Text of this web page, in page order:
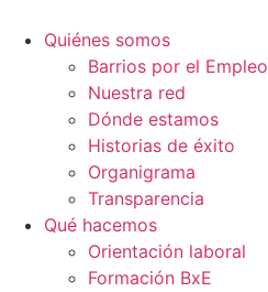
contenido
Quiénes somos
Barrios por el Empleo
Nuestra red
Dónde estamos
Historias de éxito
Organigrama
Transparencia
Qué hacemos
Orientación laboral
Formación BxE